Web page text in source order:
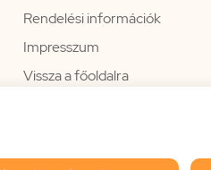
Rendelési információk
Impresszum
Vissza a főoldalra